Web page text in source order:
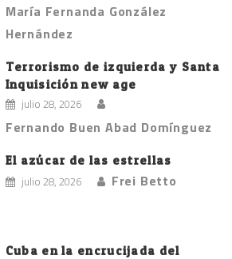
María Fernanda González
Hernández
Terrorismo de izquierda y Santa
Inquisición new age
julio 28, 2026
Fernando Buen Abad Domínguez
El azúcar de las estrellas
julio 28, 2026 Frei Betto
Cuba en la encrucijada del